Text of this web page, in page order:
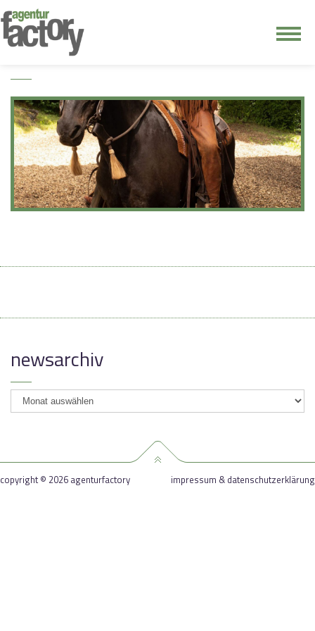
kontakt
newsarchiv
newsarchiv
copyright © 2026 agenturfactory impressum & datenschutzerklärung